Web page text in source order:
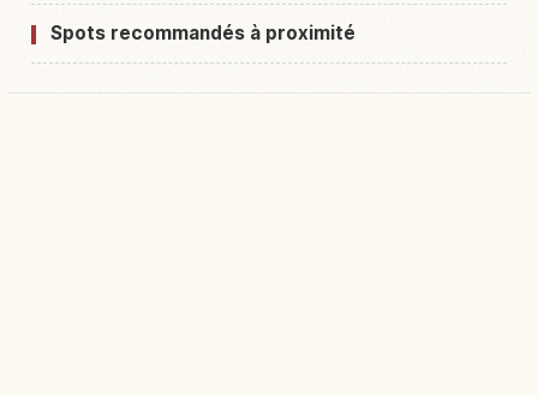
Spots recommandés à proximité